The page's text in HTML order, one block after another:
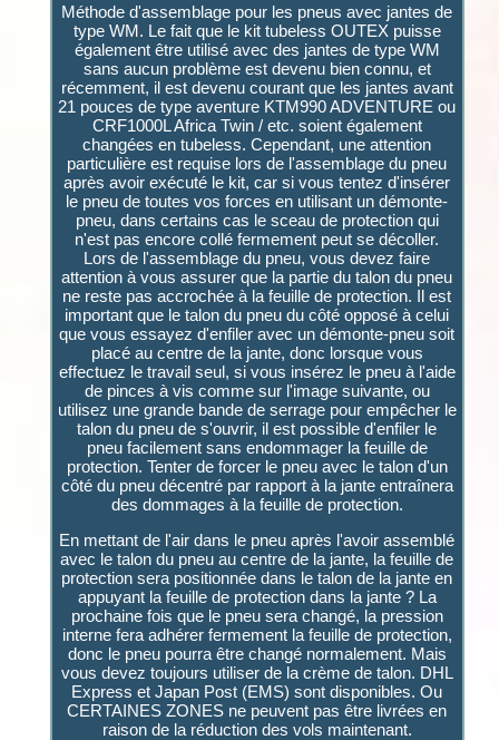
Méthode d'assemblage pour les pneus avec jantes de
type WM. Le fait que le kit tubeless OUTEX puisse
également être utilisé avec des jantes de type WM
sans aucun problème est devenu bien connu, et
récemment, il est devenu courant que les jantes avant
21 pouces de type aventure KTM990 ADVENTURE ou
CRF1000L Africa Twin / etc. soient également
changées en tubeless. Cependant, une attention
particulière est requise lors de l'assemblage du pneu
après avoir exécuté le kit, car si vous tentez d'insérer
le pneu de toutes vos forces en utilisant un démonte-
pneu, dans certains cas le sceau de protection qui
n'est pas encore collé fermement peut se décoller.
Lors de l'assemblage du pneu, vous devez faire
attention à vous assurer que la partie du talon du pneu
ne reste pas accrochée à la feuille de protection. Il est
important que le talon du pneu du côté opposé à celui
que vous essayez d'enfiler avec un démonte-pneu soit
placé au centre de la jante, donc lorsque vous
effectuez le travail seul, si vous insérez le pneu à l'aide
de pinces à vis comme sur l'image suivante, ou
utilisez une grande bande de serrage pour empêcher le
talon du pneu de s'ouvrir, il est possible d'enfiler le
pneu facilement sans endommager la feuille de
protection. Tenter de forcer le pneu avec le talon d'un
côté du pneu décentré par rapport à la jante entraînera
des dommages à la feuille de protection.
En mettant de l'air dans le pneu après l'avoir assemblé
avec le talon du pneu au centre de la jante, la feuille de
protection sera positionnée dans le talon de la jante en
appuyant la feuille de protection dans la jante ? La
prochaine fois que le pneu sera changé, la pression
interne fera adhérer fermement la feuille de protection,
donc le pneu pourra être changé normalement. Mais
vous devez toujours utiliser de la crème de talon. DHL
Express et Japan Post (EMS) sont disponibles. Ou
CERTAINES ZONES ne peuvent pas être livrées en
raison de la réduction des vols maintenant.